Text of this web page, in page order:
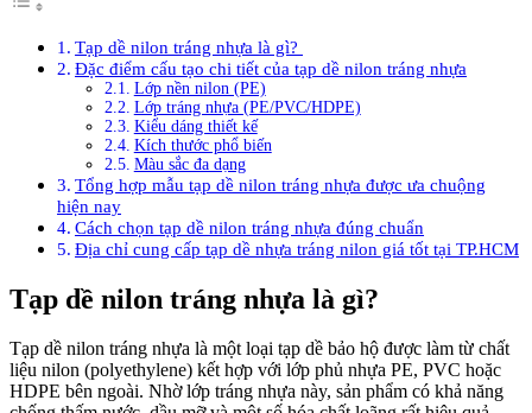
Tạp dề nilon tráng nhựa là gì?
Đặc điểm cấu tạo chi tiết của tạp dề nilon tráng nhựa
Lớp nền nilon (PE)
Lớp tráng nhựa (PE/PVC/HDPE)
Kiểu dáng thiết kế
Kích thước phổ biến
Màu sắc đa dạng
Tổng hợp mẫu tạp dề nilon tráng nhựa được ưa chuộng
hiện nay
Cách chọn tạp dề nilon tráng nhựa đúng chuẩn
Địa chỉ cung cấp tạp dề nhựa tráng nilon giá tốt tại TP.HCM
Tạp dề nilon tráng nhựa là gì?
Tạp dề nilon tráng nhựa là một loại tạp dề bảo hộ được làm từ chất
liệu nilon (polyethylene) kết hợp với lớp phủ nhựa PE, PVC hoặc
HDPE bên ngoài. Nhờ lớp tráng nhựa này, sản phẩm có khả năng